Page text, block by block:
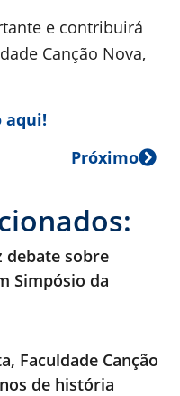
e contribuirá
Canção Nova,
aqui!
Próximo
debate sobre
Simpósio da
Faculdade Canção
de história